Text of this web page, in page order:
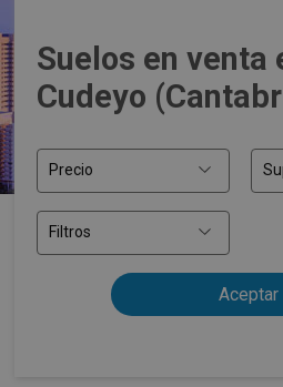
Suelos en venta
Cudeyo
Precio
Filtros